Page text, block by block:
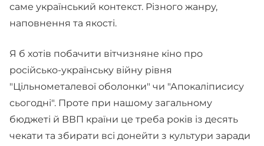
саме український контекст. Різного жанру,
наповнення та якості.
Я б хотів побачити вітчизняне кіно про
російсько-українську війну рівня
"Цільнометалевої оболонки" чи "Апокаліписису
сьогодні". Проте при нашому загальному
бюджеті й ВВП країни це треба років із десять
чекати та збирати всі донейти з культури заради